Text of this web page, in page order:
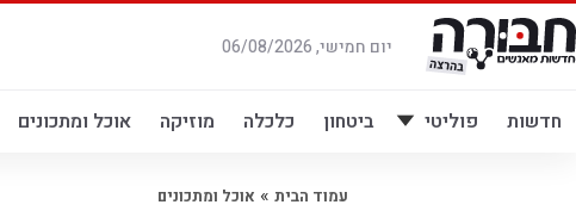
דלג
לתוכן
יום חמישי, 06/08/2026
חדשות פוליטי ביטחון כלכלה מוזיקה אוכל ומתכונים
עמוד הבית » אוכל ומתכונים